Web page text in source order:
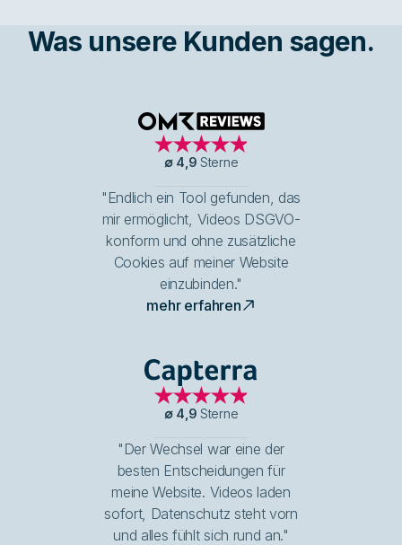
Was unsere Kunden sagen.
OMR Reviews
∅ 4,9 Sterne
"Endlich ein Tool gefunden, das
mir ermöglicht, Videos DSGVO-
konform und ohne zusätzliche
Cookies auf meiner Website
einzubinden."
mehr erfahren
Capterra
∅ 4,9 Sterne
"Der Wechsel war eine der
besten Entscheidungen für
meine Website. Videos laden
sofort, Datenschutz steht vorn
und alles fühlt sich rund an."